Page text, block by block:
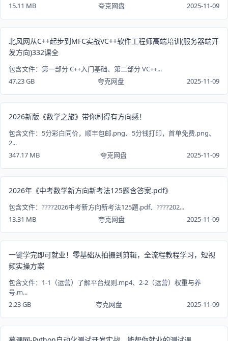
15.11 MB
夸克网盘 2025-11-09
北风网从C++起步到MFC实战VC++软件工程师高端培训(服务器端开
发方向)332课全
包含文件：第一部分 C++入门基础、第二部分 VC++...
47.23 GB
夸克网盘 2025-11-09
2026新版《数学之旅》带你刷得有方向感！
包含文件：5分彩白同价，顺丰包邮.png、5分钱打印，首单免费.png、
2...
347.17 MB
夸克网盘 2025-11-09
2026年《中考数学新方向新考法125题含答案.pdf》
包含文件：????2026中考新方向新考法125题.pdf、????202...
13.31 MB
夸克网盘 2025-11-09
一键学完即可就业！零基础从拍摄到剪辑，全流程教程学习，短视
频实操方案
包含文件：1-1（运营）了解平台规则.mp4、2-2（运营）权重与养
号.m...
2.23 GB
夸克网盘 2025-11-09